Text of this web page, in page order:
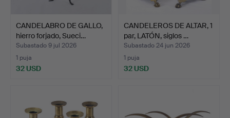
CANDELABRO DE GALLO,
hierro forjado, Sueci…
Subastado 9 jul 2026
1 puja
32 USD
CANDELEROS DE ALTAR, 1
par, LATÓN, siglos …
Subastado 24 jun 2026
1 puja
32 USD